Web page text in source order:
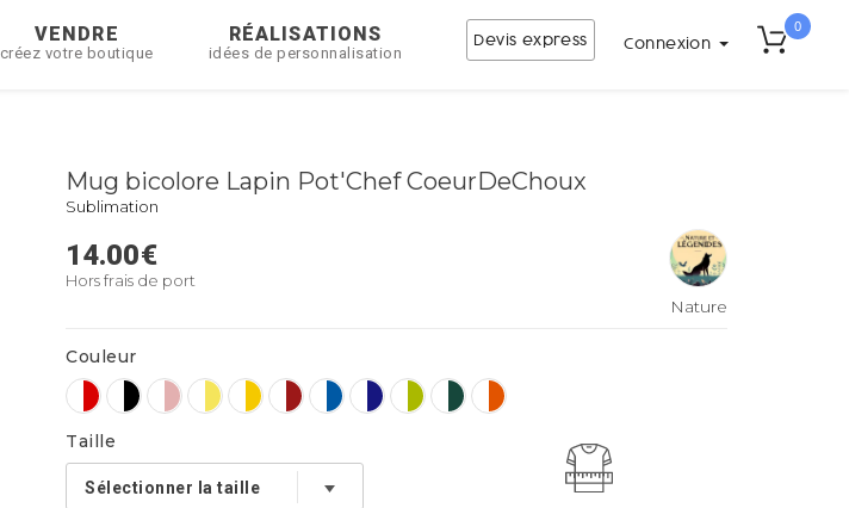
VENDRE
créez votre boutique
RÉALISATIONS
idées de personnalisation
Devis express Connexion
0
Mug bicolore Lapin Pot'Chef CoeurDeChoux
Sublimation
14.00€
Hors frais de port
Nature
Couleur
Taille